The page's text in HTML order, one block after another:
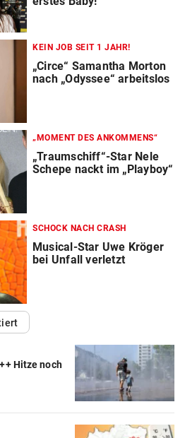
KEIN JOB SEIT 1 JAHR!
„Circe“ Samantha Morton
nach „Odyssee“ arbeitslos
„MOMENT DES ANKOMMENS“
„Traumschiff“-Star Nele
Schepe nackt im „Playboy“
SCHOCK NACH CRASH
Musical-Star Uwe Kröger
bei Unfall verletzt
Hitze noch